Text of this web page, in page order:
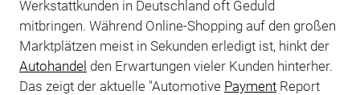
Werkstattkunden in Deutschland oft Geduld
mitbringen. Während Online-Shopping auf den großen
Marktplätzen meist in Sekunden erledigt ist, hinkt der
Autohandel den Erwartungen vieler Kunden hinterher.
Das zeigt der aktuelle "Automotive PaymentReport